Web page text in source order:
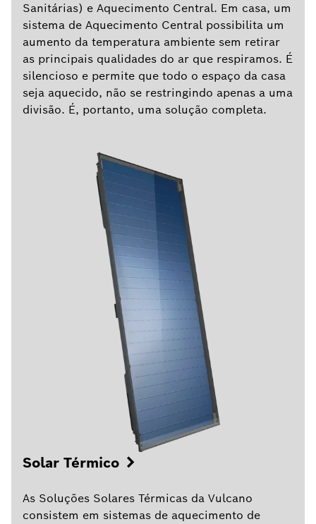
Sanitárias) e Aquecimento Central. Em casa, um
sistema de Aquecimento Central possibilita um
aumento da temperatura ambiente sem retirar
as principais qualidades do ar que respiramos. É
silencioso e permite que todo o espaço da casa
seja aquecido, não se restringindo apenas a uma
divisão. É, portanto, uma solução completa.
Solar Térmico
As Soluções Solares Térmicas da Vulcano
consistem em sistemas de aquecimento de